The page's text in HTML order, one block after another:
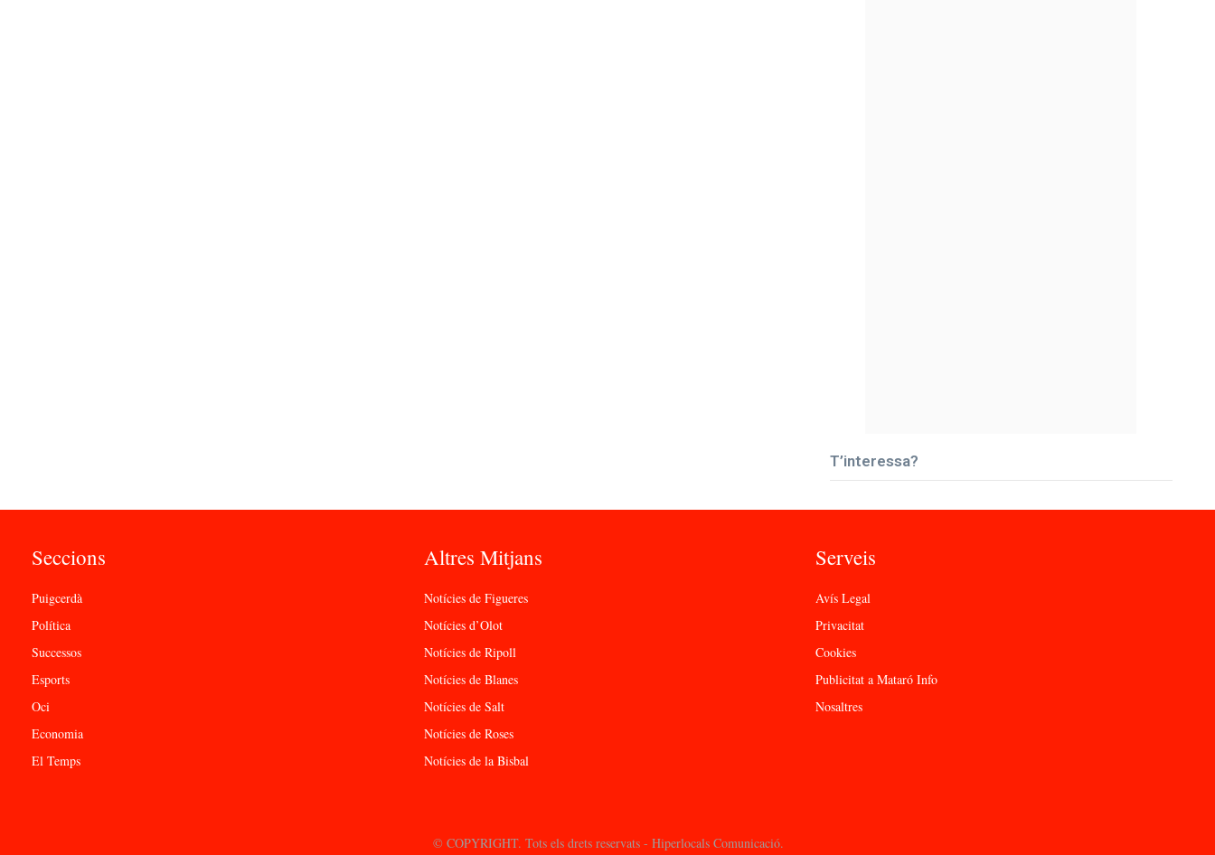
T’interessa?
Seccions
Puigcerdà
Política
Successos
Esports
Oci
Economia
El Temps
Altres Mitjans
Notícies de Figueres
Notícies d’Olot
Notícies de Ripoll
Notícies de Blanes
Notícies de Salt
Notícies de Roses
Notícies de la Bisbal
Serveis
Avís Legal
Privacitat
Cookies
Publicitat a Mataró Info
Nosaltres
© COPYRIGHT. Tots els drets reservats - Hiperlocals Comunicació.